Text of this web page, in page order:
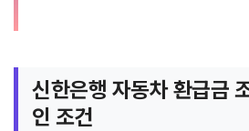
신한은행 자동차 환급금
인 조건